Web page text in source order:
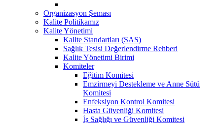
Organizasyon Şeması
Kalite Politikamız
Kalite Yönetimi
Kalite Standartları (SAS)
Sağlık Tesisi Değerlendirme Rehberi
Kalite Yönetimi Birimi
Komiteler
Eğitim Komitesi
Emzirmeyi Destekleme ve Anne Sütü
Komitesi
Enfeksiyon Kontrol Komitesi
Hasta Güvenliği Komitesi
İş Sağlığı ve Güvenliği Komitesi